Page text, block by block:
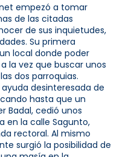
empezó a tomar
de las citadas
de sus inquietudes,
Su primera
local donde poder
la vez que buscar unos
dos parroquias.
desinteresada de
hasta que un
Badal, cedió unos
en la calle Sagunto,
rectoral. Al mismo
surgió la posibilidad de